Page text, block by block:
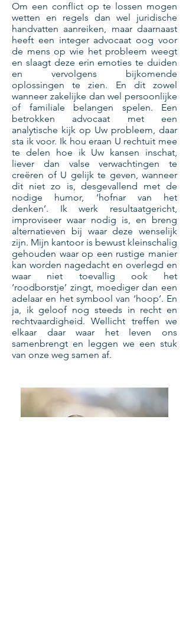
Om een conflict op te lossen mogen
wetten en regels dan wel juridische
handvatten aanreiken, maar daarnaast
heeft een integer advocaat oog voor
de mens op wie het probleem weegt
en slaagt deze erin emoties te duiden
en vervolgens bijkomende
oplossingen te zien. En dit zowel
wanneer zakelijke dan wel persoonlijke
of familiale belangen spelen. Een
betrokken advocaat met een
analytische kijk op Uw probleem, daar
sta ik voor. Ik hou eraan U rechtuit mee
te delen hoe ik Uw kansen inschat,
liever dan valse verwachtingen te
creëren of U gelijk te geven, wanneer
dit niet zo is, desgevallend met de
nodige humor, ‘hofnar van het
denken’. Ik werk resultaatgericht,
improviseer waar nodig is, en breng
alternatieven bij waar deze wenselijk
zijn. Mijn kantoor is bewust kleinschalig
gehouden waar op een rustige manier
kan worden nagedacht en overlegd en
waar niet toevallig ook het
‘roodborstje’ zingt, moediger dan een
adelaar en het symbool van ‘hoop’. En
ja, ik geloof nog steeds in recht en
rechtvaardigheid. Wellicht treffen we
elkaar daar waar het leven ons
samenbrengt en leggen we een stuk
van onze weg samen af.